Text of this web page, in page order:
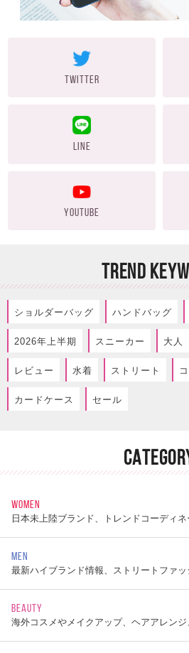
TWITTER
LINE
YOUTUBE
TREND
ショルダーバッグ ハンドバッグ
2026年上半期 スニーカー 大人
レビュー 水着 ストリート
カードケース セール
WOMEN
日本未上陸ブランド、トレンドコーディ
MEN
最新ハイブランド情報、ストリートファ
BEAUTY
海外コスメやメイクアップ、ヘアアレンジ